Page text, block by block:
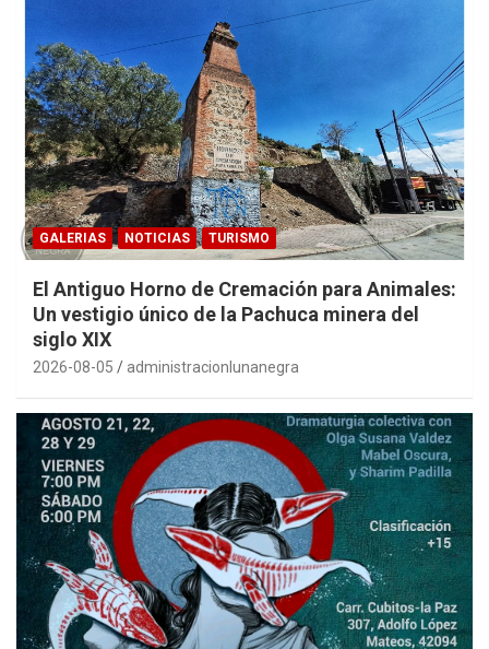
GALERIAS NOTICIAS TURISMO
El Antiguo Horno de Cremación para Animales:
Un vestigio único de la Pachuca minera del
siglo XIX
2026-08-05 administracionlunanegra